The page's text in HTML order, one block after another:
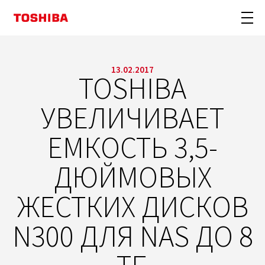
13.02.2017
TOSHIBA
УВЕЛИЧИВАЕТ
ЕМКОСТЬ 3,5-
ДЮЙМОВЫХ
ЖЕСТКИХ ДИСКОВ
N300 ДЛЯ NAS ДО 8